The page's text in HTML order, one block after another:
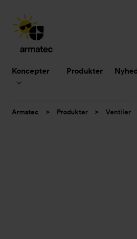
Koncepter Produkter
Du
Armatec > Produkter > Ventiler